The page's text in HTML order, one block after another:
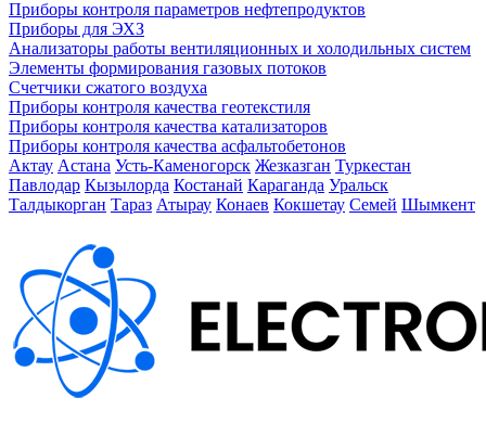
Приборы контроля параметров нефтепродуктов
Приборы для ЭХЗ
Анализаторы работы вентиляционных и холодильных систем
Элементы формирования газовых потоков
Счетчики сжатого воздуха
Приборы контроля качества геотекстиля
Приборы контроля качества катализаторов
Приборы контроля качества асфальтобетонов
Актау Астана Усть-Каменогорск Жезказган Туркестан
Павлодар Кызылорда Костанай Караганда Уральск
Талдыкорган Тараз Атырау Конаев Кокшетау Семей Шымкент